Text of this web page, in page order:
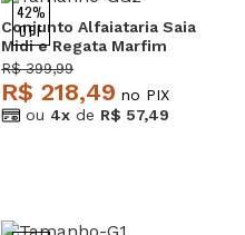
42%
OFF
Conjunto Alfaiataria Saia
Midi e Regata Marfim
Salvatore
R$ 399,99
R$ 218,49 no PIX
ou 4x de R$ 57,49